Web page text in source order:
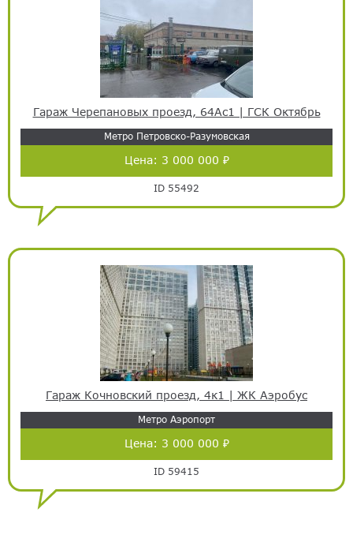
Гараж Черепановых проезд, 64Ас1 | ГСК Октябрь
Метро Петровско-Разумовская
Цена: 3 000 000 ₽
ID 55492
Гараж Кочновский проезд, 4к1 | ЖК Аэробус
Метро Аэропорт
Цена: 3 000 000 ₽
ID 59415